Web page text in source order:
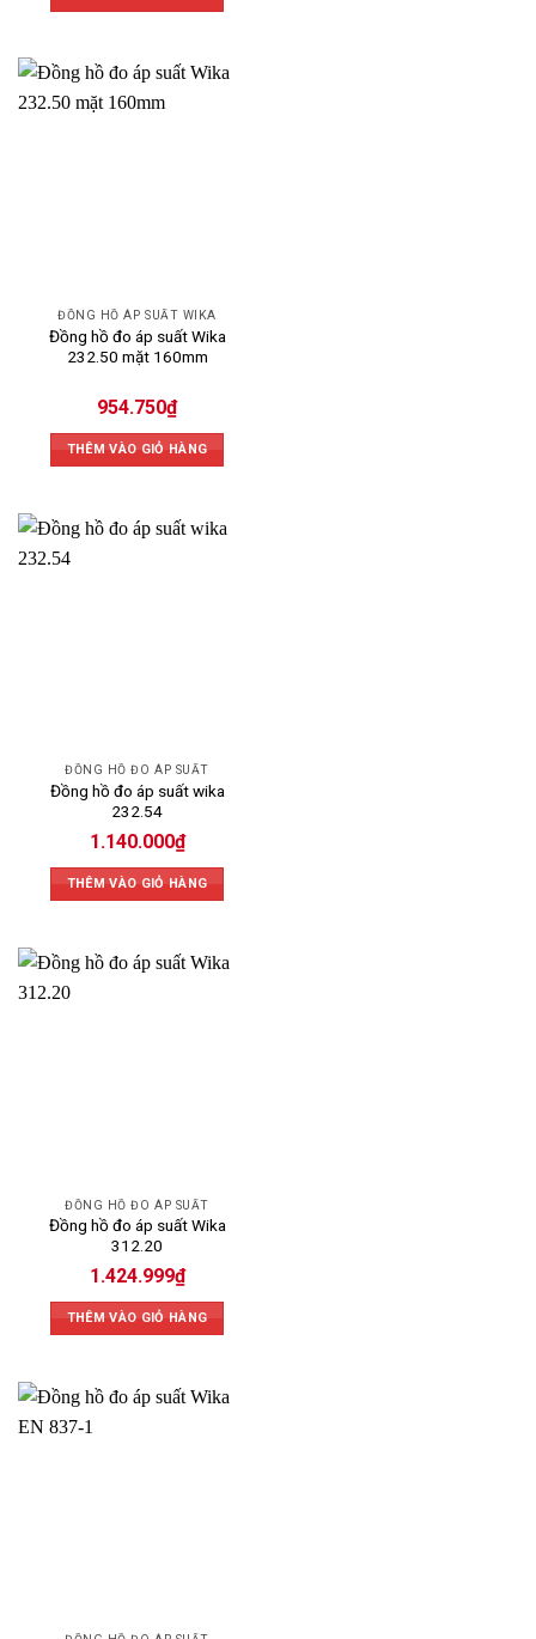
ĐỒNG HỒ ÁP SUẤT WIKA
Đồng hồ đo áp suất Wika
232.50 mặt 160mm
954.750₫
THÊM VÀO GIỎ HÀNG
ĐỒNG HỒ ĐO ÁP SUẤT
Đồng hồ đo áp suất wika
232.54
1.140.000₫
THÊM VÀO GIỎ HÀNG
ĐỒNG HỒ ĐO ÁP SUẤT
Đồng hồ đo áp suất Wika
312.20
1.424.999₫
THÊM VÀO GIỎ HÀNG